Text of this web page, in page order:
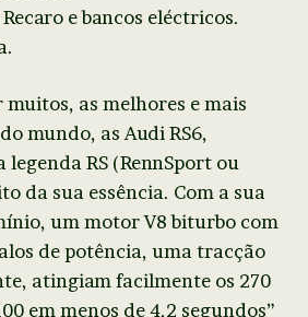
e bancos eléctricos.
muitos, as melhores e mais
mundo, as Audi RS6,
legenda RS (RennSport ou
da sua essência. Com a sua
um motor V8 biturbo com
de potência, uma tracção
atingiam facilmente os 270
em menos de 4,2 segundos”